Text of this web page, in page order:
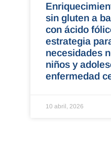
sin gluten a
con ácido
estrategia
necesidades
niños y
enfermedad
10 abril, 2026